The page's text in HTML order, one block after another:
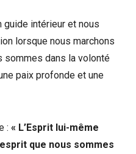
guide intérieur et nous
lorsque nous marchons
sommes dans la volonté
paix profonde et une
: « L’Esprit lui-même
que nous sommes